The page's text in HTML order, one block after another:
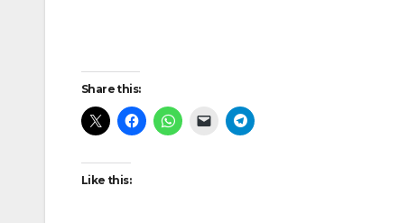
Post
navigation
Share this:
Like this: